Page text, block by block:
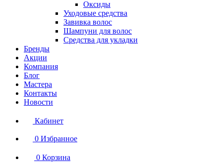
Оксиды
Уходовые средства
Завивка волос
Шампуни для волос
Средства для укладки
Бренды
Акции
Компания
Блог
Мастера
Контакты
Новости
Кабинет
0 Избранное
0 Корзина